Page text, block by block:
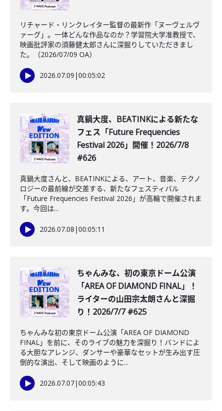
リチャード・リンクレイター監督の最新作「ヌーヴェルヴ
ァーグ」。一体どんな作品なのか？学習院大学准教授で、
映画批評家の須藤健太郎さんに深掘りしていただきまし
た。（2026/07/09 OA）
2026.07.09 |00:05:02
真鍋大度、BEATINKによる新たな
フェス「Future Frequencies
Festival 2026」開催！2026/7/8
#626
真鍋大度さんと、BEATINKによる、アート、音楽、テクノ
ロジーの最前線が交差する、新たなフェスティバル
「Future Frequencies Festival 2026」が高輪で開催されま
す。今回は...
2026.07.08 |00:05:11
️ちゃんみな、初の東京ドーム公演
「AREA OF DIAMOND FINAL」！
ライターの山田宗太朗さんと深掘
り！2026/7/7 #625
ちゃんみな初の東京ドーム公演「AREA OF DIAMOND
FINAL」を前に、そのライブの魅力を深掘り！バンドによ
る大胆なアレンジ、ダンサーや豪華なセットが生み出す圧
倒的な演出、そして映画のように...
2026.07.07|00:05:43